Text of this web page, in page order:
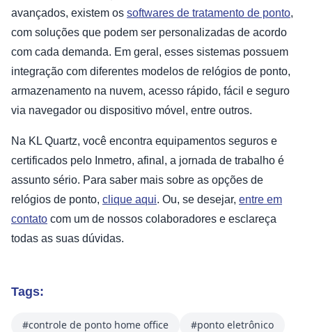
avançados, existem os softwares de tratamento de ponto,
com soluções que podem ser personalizadas de acordo
com cada demanda. Em geral, esses sistemas possuem
integração com diferentes modelos de relógios de ponto,
armazenamento na nuvem, acesso rápido, fácil e seguro
via navegador ou dispositivo móvel, entre outros.
Na KL Quartz, você encontra equipamentos seguros e
certificados pelo Inmetro, afinal, a jornada de trabalho é
assunto sério. Para saber mais sobre as opções de
relógios de ponto, clique aqui. Ou, se desejar, entre em
contato com um de nossos colaboradores e esclareça
todas as suas dúvidas.
Tags:
#controle de ponto home office
#ponto eletrônico